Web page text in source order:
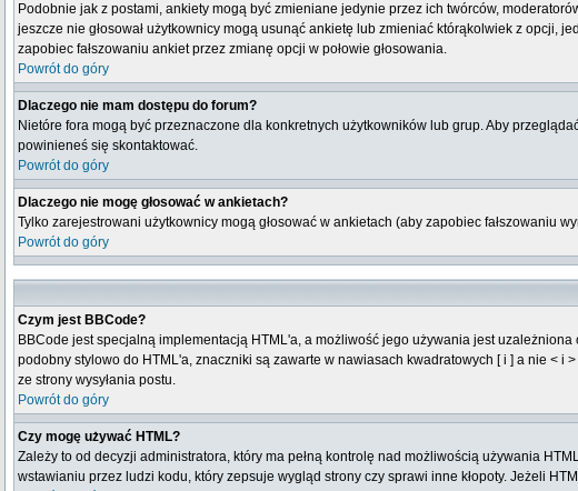
Podobnie jak z postami, ankiety mogą być zmieniane jedynie przez ich twórców,
jeszcze nie głosował użytkownicy mogą usunąć ankietę lub zmieniać którąkolwiek z opcji,
zapobiec fałszowaniu ankiet przez zmianę opcji w połowie głosowania.
Powrót do góry
Dlaczego nie mam dostępu do forum?
Nietóre fora mogą być przeznaczone dla konkretnych użytkowników lub grup. Aby
powinieneś się skontaktować.
Powrót do góry
Dlaczego nie mogę głosować w ankietach?
Tylko zarejestrowani użytkownicy mogą głosować w ankietach (aby zapobiec fałszowaniu
Powrót do góry
Czym jest BBCode?
BBCode jest specjalną implementacją HTML'a, a możliwość jego używania jest
podobny stylowo do HTML'a, znaczniki są zawarte w nawiasach kwadratowych [ i ] a nie <
ze strony wysyłania postu.
Powrót do góry
Czy mogę używać HTML?
Zależy to od decyzji administratora, który ma pełną kontrolę nad możliwością używania
wstawianiu przez ludzi kodu, który zepsuje wygląd strony czy sprawi inne kłopoty. Jeżeli